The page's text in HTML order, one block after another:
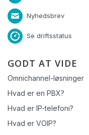
Nyhedsbrev
Se driftsstatus
GODT AT VIDE
Omnichannel-løsninger
Hvad er en PBX?
Hvad er IP-telefoni?
Hvad er VOIP?